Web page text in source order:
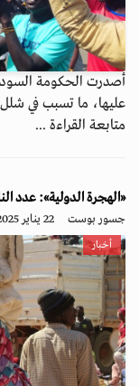
أصدرت الحكومة
عليها، ما تسبب في شلل
متابعة القراءة ...
«الهجرة الدولية»: عدد النازحين
جسور بوست 22 يناير 2025 - 08:52
أخبار